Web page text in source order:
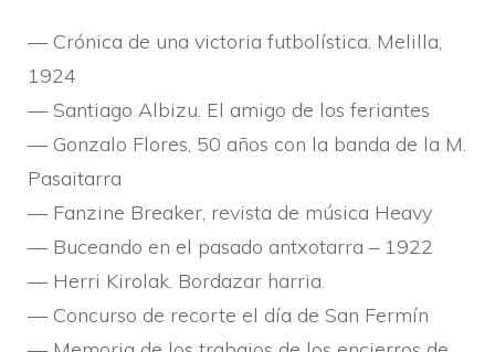
— Crónica de una victoria futbolí­stica. Melilla,
1924
— Santiago Albizu. El amigo de los feriantes
— Gonzalo Flores, 50 años con la banda de la M.
Pasaitarra
— Fanzine Breaker, revista de música Heavy
— Buceando en el pasado antxotarra – 1922
— Herri Kirolak. Bordazar harria.
— Concurso de recorte el dí­a de San Fermí­n